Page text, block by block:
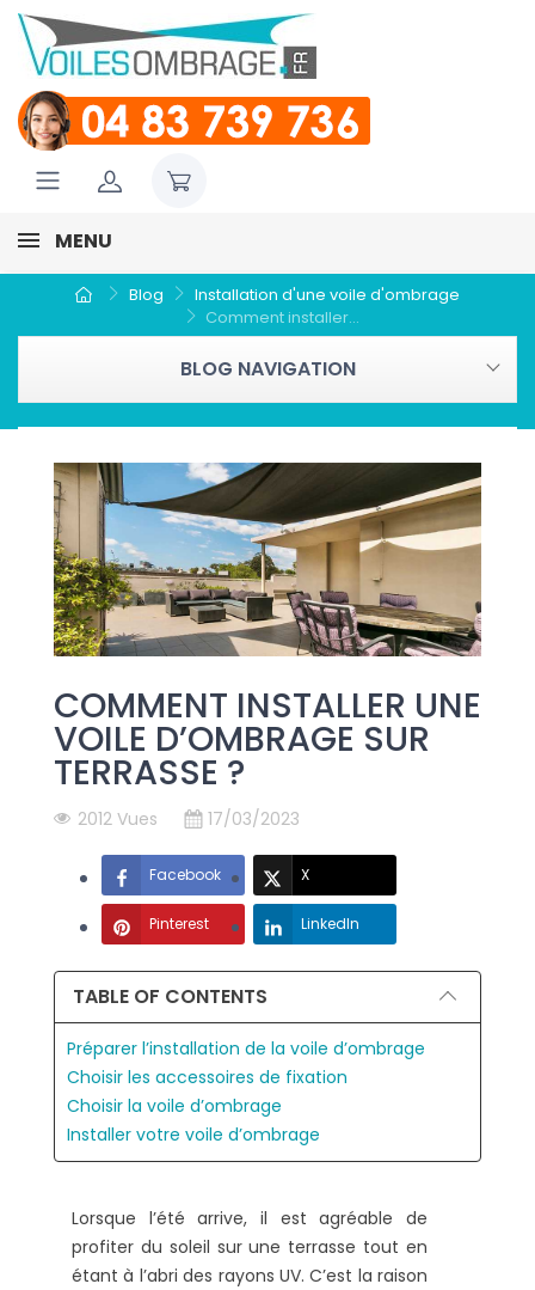
MENU
Blog
Installation d'une voile d'ombrage
Comment installer...
BLOG NAVIGATION
COMMENT INSTALLER UNE
VOILE D’OMBRAGE SUR
TERRASSE ?
2012 Vues 17/03/2023
Facebook X
Pinterest LinkedIn
TABLE OF CONTENTS
Préparer l’installation de la voile d’ombrage
Choisir les accessoires de fixation
Choisir la voile d’ombrage
Installer votre voile d’ombrage
Lorsque l’été arrive, il est agréable de
profiter du soleil sur une terrasse tout en
étant à l’abri des rayons UV. C’est la raison